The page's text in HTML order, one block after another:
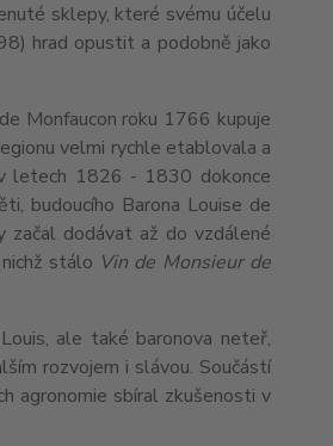
sklepy, které svému účelu
hrad opustit a podobně jako
Monfaucon roku 1766 kupuje
velmi rychle etablovala a
letech 1826 - 1830 dokonce
budoucího Barona Louise de
začal dodávat až do vzdálené
stálo Vin de Monsieur de
ale také baronova neteř,
rozvojem i slávou. Součástí
agronomie sbíral zkušenosti v